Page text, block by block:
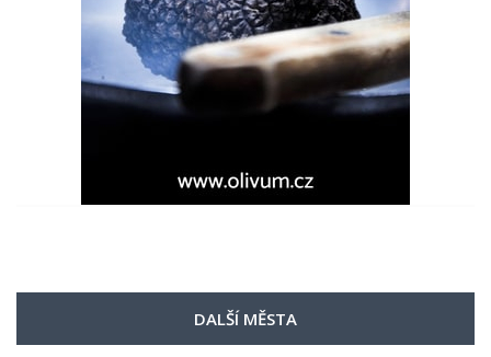
DALŠÍ MĚSTA